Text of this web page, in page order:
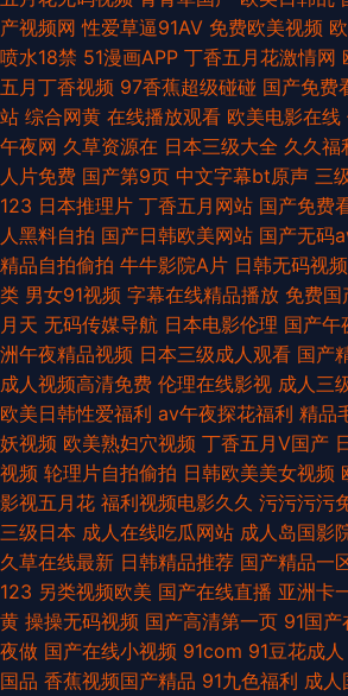
产视频网 性爱草逼91AV 免费欧美视频
喷水18禁 51漫画APP 丁香五月花激情网
五月丁香视频 97香蕉超级碰碰 国产免费
站 综合网黄 在线播放观看 欧美电影在线
午夜网 久草资源在 日本三级大全 久久福
人片免费 国产第9页 中文字幕bt原声 三
123 日本推理片 丁香五月网站 国产免费
人黑料自拍 国产日韩欧美网站 国产无码
精品自拍偷拍 牛牛影院A片 日韩无码视
类 男女91视频 字幕在线精品播放 免费国
月天 无码传媒导航 日本电影伦理 国产午
洲午夜精品视频 日本三级成人观看 国产
成人视频高清免费 伦理在线影视 成人三
欧美日韩性爱福利 av午夜探花福利 精品
妖视频 欧美熟妇穴视频 丁香五月V国产
视频 轮理片自拍偷拍 日韩欧美美女视频
影视五月花 福利视频电影久久 污污污污
三级日本 成人在线吃瓜网站 成人岛国影
久草在线最新 日韩精品推荐 国产精品一
123 另类视频欧美 国产在线直播 亚洲卡
黄 操操无码视频 国产高清第一页 91国
夜做 国产在线小视频 91com 91豆花成人
国品 香蕉视频国产精品 91九色福利 成